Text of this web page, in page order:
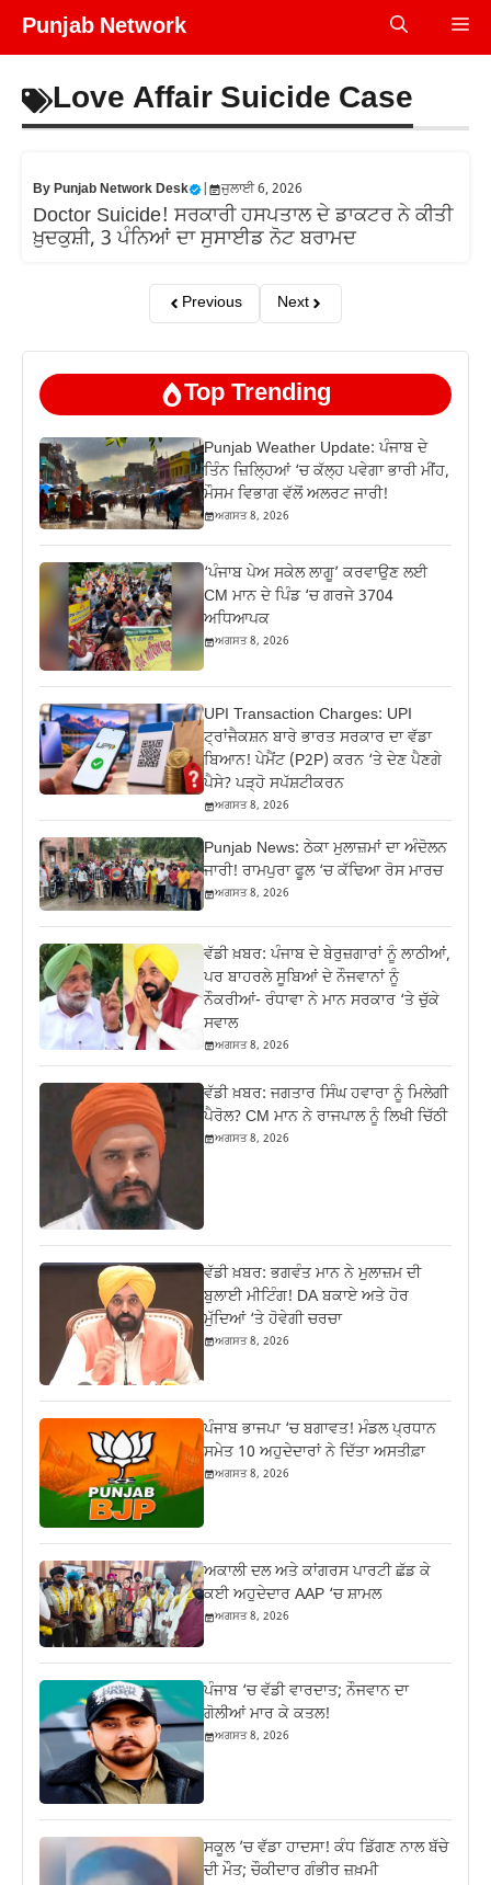
Skip
Punjab Network
Love Affair Suicide Case
ByPunjab Network Desk ਜੁਲਾਈ 6, 2026
Doctor Suicide! ਸਰਕਾਰੀ ਹਸਪਤਾਲ ਦੇ ਡਾਕਟਰ ਨੇ ਕੀਤੀ
ਖ਼ੁਦਕੁਸ਼ੀ, 3 ਪੰਨਿਆਂ ਦਾ ਸੁਸਾਈਡ ਨੋਟ ਬਰਾਮਦ
Previous Next
Top Trending
Punjab Weather Update: ਪੰਜਾਬ ਦੇ
ਤਿੰਨ ਜ਼‍ਿਲ੍ਹਿਆਂ ‘ਚ ਕੱਲ੍ਹ ਪਵੇਗਾ ਭਾਰੀ ਮੀਂਹ,
ਮੌਸਮ ਵਿਭਾਗ ਵੱਲੋਂ ਅਲਰਟ ਜਾਰੀ!
ਅਗਸਤ 8, 2026
‘ਪੰਜਾਬ ਪੇਅ ਸਕੇਲ ਲਾਗੂ’ ਕਰਵਾਉਣ ਲਈ
CM ਮਾਨ ਦੇ ਪਿੰਡ ‘ਚ ਗਰਜੇ 3704
ਅਧਿਆਪਕ
ਅਗਸਤ 8, 2026
UPI Transaction Charges: UPI
ਟ੍ਰਾਂਜੈਕਸ਼ਨ ਬਾਰੇ ਭਾਰਤ ਸਰਕਾਰ ਦਾ ਵੱਡਾ
ਬਿਆਨ! ਪੇਮੈਂਟ (P2P) ਕਰਨ ‘ਤੇ ਦੇਣ ਪੈਣਗੇ
ਪੈਸੇ? ਪੜ੍ਹੋ ਸਪੱਸ਼ਟੀਕਰਨ
ਅਗਸਤ 8, 2026
Punjab News: ਠੇਕਾ ਮੁਲਾਜ਼ਮਾਂ ਦਾ ਅੰਦੋਲਨ
ਜਾਰੀ! ਰਾਮਪੁਰਾ ਫੂਲ ‘ਚ ਕੱਢਿਆ ਰੋਸ ਮਾਰਚ
ਅਗਸਤ 8, 2026
ਵੱਡੀ ਖ਼ਬਰ: ਪੰਜਾਬ ਦੇ ਬੇਰੁਜ਼ਗਾਰਾਂ ਨੂੰ ਲਾਠੀਆਂ,
ਪਰ ਬਾਹਰਲੇ ਸੂਬਿਆਂ ਦੇ ਨੌਜਵਾਨਾਂ ਨੂੰ
ਨੌਕਰੀਆਂ- ਰੰਧਾਵਾ ਨੇ ਮਾਨ ਸਰਕਾਰ ‘ਤੇ ਚੁੱਕੇ
ਸਵਾਲ
ਅਗਸਤ 8, 2026
ਵੱਡੀ ਖ਼ਬਰ: ਜਗਤਾਰ ਸਿੰਘ ਹਵਾਰਾ ਨੂੰ ਮਿਲੇਗੀ
ਪੈਰੋਲ? CM ਮਾਨ ਨੇ ਰਾਜਪਾਲ ਨੂੰ ਲਿਖੀ ਚਿੱਠੀ
ਅਗਸਤ 8, 2026
ਵੱਡੀ ਖ਼ਬਰ: ਭਗਵੰਤ ਮਾਨ ਨੇ ਮੁਲਾਜ਼ਮ ਦੀ
ਬੁਲਾਈ ਮੀਟਿੰਗ! DA ਬਕਾਏ ਅਤੇ ਹੋਰ
ਮੁੱਦਿਆਂ ‘ਤੇ ਹੋਵੇਗੀ ਚਰਚਾ
ਅਗਸਤ 8, 2026
ਪੰਜਾਬ ਭਾਜਪਾ ‘ਚ ਬਗਾਵਤ! ਮੰਡਲ ਪ੍ਰਧਾਨ
ਸਮੇਤ 10 ਅਹੁਦੇਦਾਰਾਂ ਨੇ ਦਿੱਤਾ ਅਸਤੀਫ਼ਾ
ਅਗਸਤ 8, 2026
ਅਕਾਲੀ ਦਲ ਅਤੇ ਕਾਂਗਰਸ ਪਾਰਟੀ ਛੱਡ ਕੇ
ਕਈ ਅਹੁਦੇਦਾਰ AAP ‘ਚ ਸ਼ਾਮਲ
ਅਗਸਤ 8, 2026
ਪੰਜਾਬ ‘ਚ ਵੱਡੀ ਵਾਰਦਾਤ; ਨੌਜਵਾਨ ਦਾ
ਗੋਲੀਆਂ ਮਾਰ ਕੇ ਕਤਲ!
ਅਗਸਤ 8, 2026
ਸਕੂਲ ’ਚ ਵੱਡਾ ਹਾਦਸਾ! ਕੰਧ ਡਿੱਗਣ ਨਾਲ ਬੱਚੇ
ਦੀ ਮੌਤ; ਚੌਕੀਦਾਰ ਗੰਭੀਰ ਜ਼ਖ਼ਮੀ